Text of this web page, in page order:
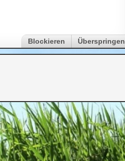
Blockieren Überspringen